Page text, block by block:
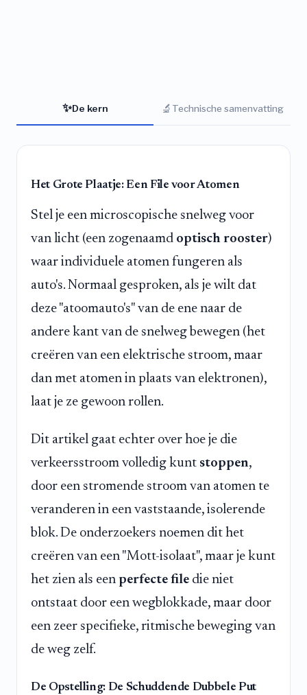
✨De kern 🔬 Technische samenvatting
Het Grote Plaatje: Een File voor Atomen
Stel je een microscopische snelweg voor
van licht (een zogenaamd optisch rooster)
waar individuele atomen fungeren als
auto's. Normaal gesproken, als je wilt dat
deze "atoomauto's" van de ene naar de
andere kant van de snelweg bewegen (het
creëren van een elektrische stroom, maar
dan met atomen in plaats van elektronen),
laat je ze gewoon rollen.
Dit artikel gaat echter over hoe je die
verkeersstroom volledig kunt stoppen,
door een stromende stroom van atomen te
veranderen in een vaststaande, isolerende
blok. De onderzoekers noemen dit het
creëren van een "Mott-isolaat", maar je kunt
het zien als een perfecte file die niet
ontstaat door een wegblokkade, maar door
een zeer specifieke, ritmische beweging van
de weg zelf.
De Opstelling: De Schuddende Dubbele Put